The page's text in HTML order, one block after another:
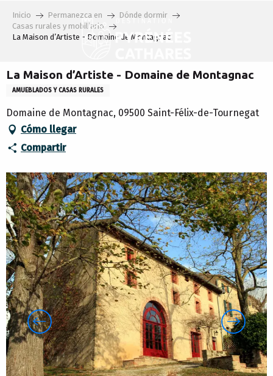
contenu
Inicio Permanezca en
Dónde dormir
Casas rurales y mobiliario
La Maison d’Artiste - Domaine de Montagnac
La Maison d’Artiste - Domaine de Montagnac
AMUEBLADOS Y CASAS RURALES
Domaine de Montagnac, 09500 Saint-Félix-de-Tournegat
Cómo llegar
Compartir